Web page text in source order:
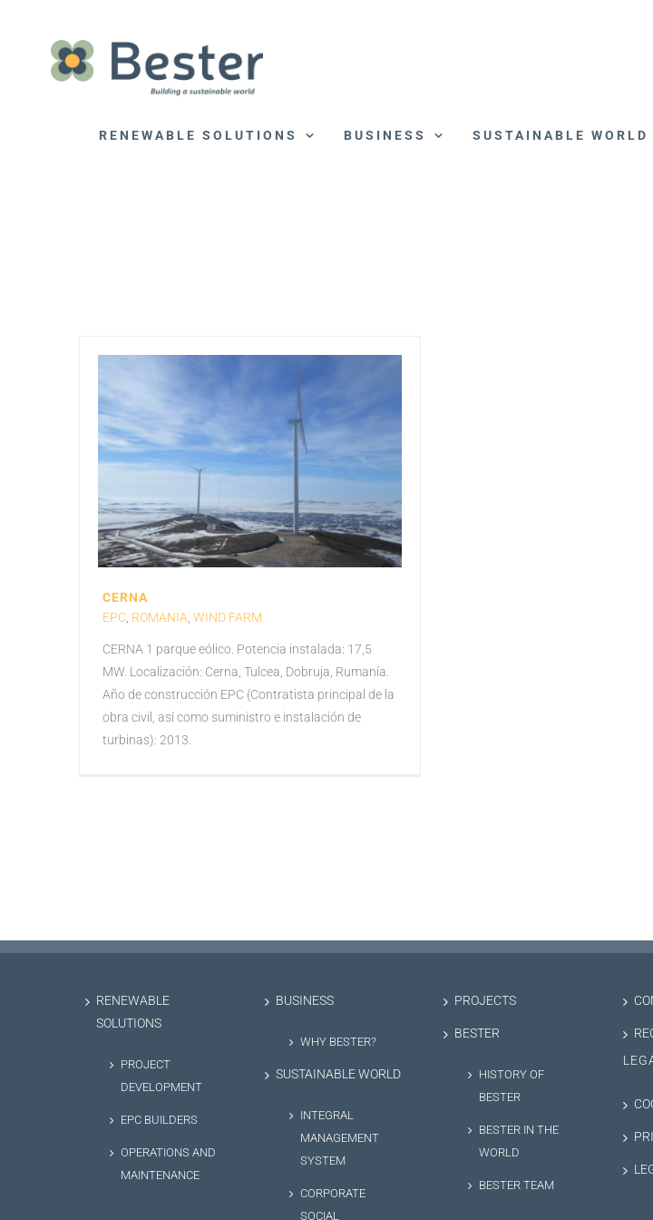
content
RENEWABLE SOLUTIONS BUSINESS SUSTAINABLE WORLD
CERNA
EPC, ROMANIA, WIND FARM
CERNA 1 parque eólico. Potencia instalada: 17,5
MW. Localización: Cerna, Tulcea, Dobruja, Rumanía.
Año de construcción EPC (Contratista principal de la
obra civil, así como suministro e instalación de
turbinas): 2013.
RENEWABLE
SOLUTIONS
PROJECT
DEVELOPMENT
EPC BUILDERS
OPERATIONS AND
MAINTENANCE
BUSINESS
WHY BESTER?
SUSTAINABLE WORLD
INTEGRAL
MANAGEMENT
SYSTEM
CORPORATE
SOCIAL
PROJECTS
BESTER
HISTORY OF
BESTER
BESTER IN THE
WORLD
BESTER TEAM